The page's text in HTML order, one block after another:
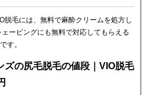
脱毛には、無料で麻酔クリームを処方し
ービングにも無料で対応してもらえる
す。
ズの尻毛脱毛の値段｜VIO脱毛